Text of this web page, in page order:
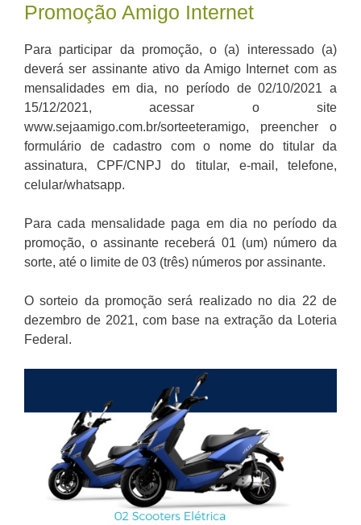
Promoção Amigo Internet
Para participar da promoção, o (a) interessado (a)
deverá ser assinante ativo da Amigo Internet com as
mensalidades em dia, no período de 02/10/2021 a
15/12/2021, acessar o site
www.sejaamigo.com.br/sorteeteramigo, preencher o
formulário de cadastro com o nome do titular da
assinatura, CPF/CNPJ do titular, e-mail, telefone,
celular/whatsapp.
Para cada mensalidade paga em dia no período da
promoção, o assinante receberá 01 (um) número da
sorte, até o limite de 03 (três) números por assinante.
O sorteio da promoção será realizado no dia 22 de
dezembro de 2021, com base na extração da Loteria
Federal.